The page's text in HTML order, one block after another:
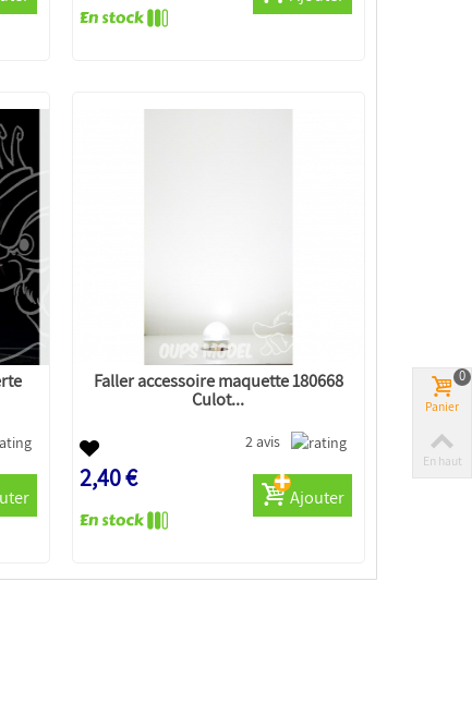
Faller accessoire maquette 180668
Culot...
2 avis
2,40 €
Ajouter
Panier
0
En haut